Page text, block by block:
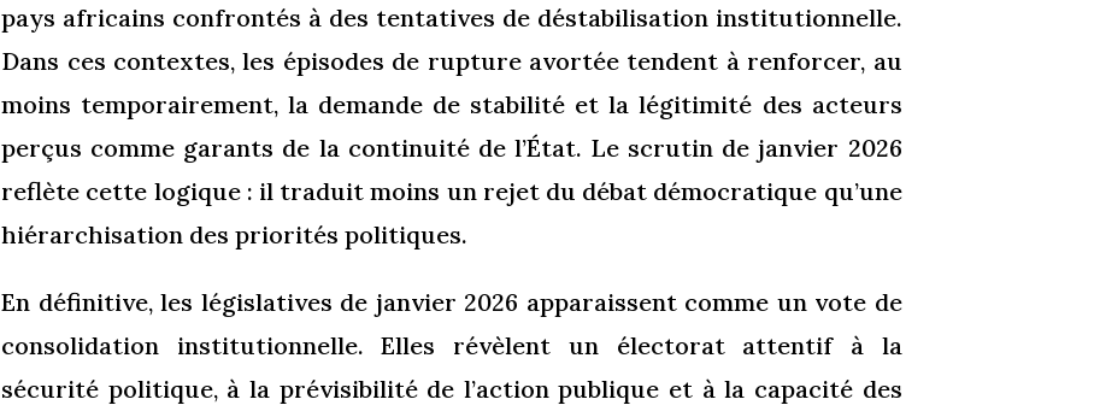
pays africains confrontés à des tentatives de déstabilisation institutionnelle.
Dans ces contextes, les épisodes de rupture avortée tendent à renforcer, au
moins temporairement, la demande de stabilité et la légitimité des acteurs
perçus comme garants de la continuité de l’État. Le scrutin de janvier 2026
reflète cette logique : il traduit moins un rejet du débat démocratique qu’une
hiérarchisation des priorités politiques.
En définitive, les législatives de janvier 2026 apparaissent comme un vote de
consolidation institutionnelle. Elles révèlent un électorat attentif à la
sécurité politique, à la prévisibilité de l’action publique et à la capacité des